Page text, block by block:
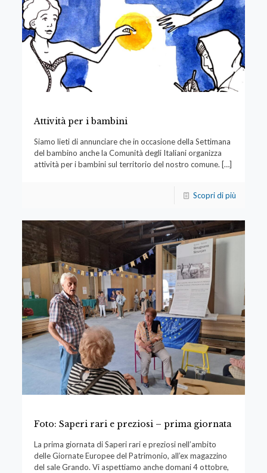
Attività per i bambini
Siamo lieti di annunciare che in occasione della Settimana
del bambino anche la Comunità degli Italiani organizza
attività per i bambini sul territorio del nostro comune. […]
Scopri di più
Foto: Saperi rari e preziosi – prima giornata
La prima giornata di Saperi rari e preziosi nell’ambito
delle Giornate Europee del Patrimonio, all’ex magazzino
del sale Grando. Vi aspettiamo anche domani 4 ottobre,